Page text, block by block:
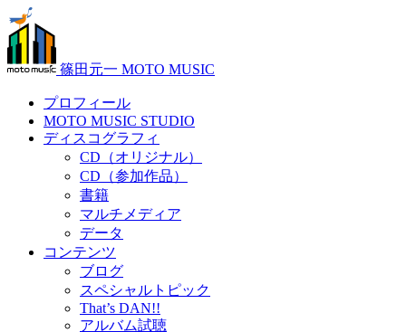
篠田元一 MOTO MUSIC
プロフィール
MOTO MUSIC STUDIO
ディスコグラフィ
CD（オリジナル）
CD（参加作品）
書籍
マルチメディア
データ
コンテンツ
ブログ
スペシャルトピック
That’s DAN!!
アルバム試聴